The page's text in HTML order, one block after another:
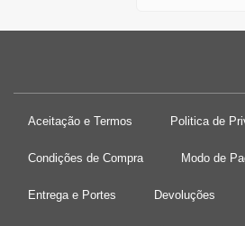
Aceitação e Termos Politica de
Condições de Compra Modo de
Entrega e Portes Devoluções